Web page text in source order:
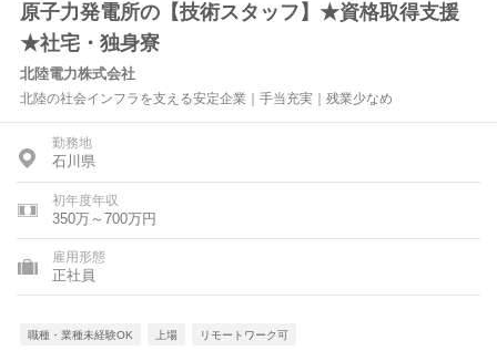
原子力発電所の【技術スタッフ】★資格取得支援
★社宅・独身寮
北陸電力株式会社
北陸の社会インフラを支える安定企業｜手当充実｜残業少なめ
勤務地
石川県
初年度年収
350万～700万円
雇用形態
正社員
職種・業種未経験OK 上場 リモートワーク可